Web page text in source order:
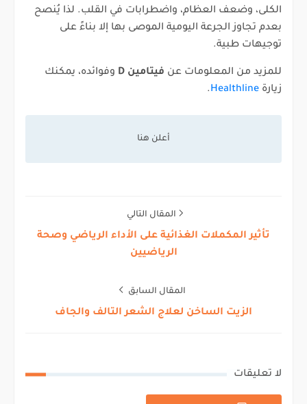
الكلى، وضعف العظام، واضطرابات في القلب. لذا يُنصح
بعدم تجاوز الجرعة اليومية الموصى بها إلا بناءً على
توجيهات طبية.
للمزيد من المعلومات عن فيتامين D
وفوائده، يمكنك
زيارة Healthline
.
المقال التالي
تأثير المكملات الغذائية على الأداء الرياضي وصحة
الرياضيين
المقال السابق
الزيت الساخن لعلاج الشعر التالف والجاف
لا تعليقات